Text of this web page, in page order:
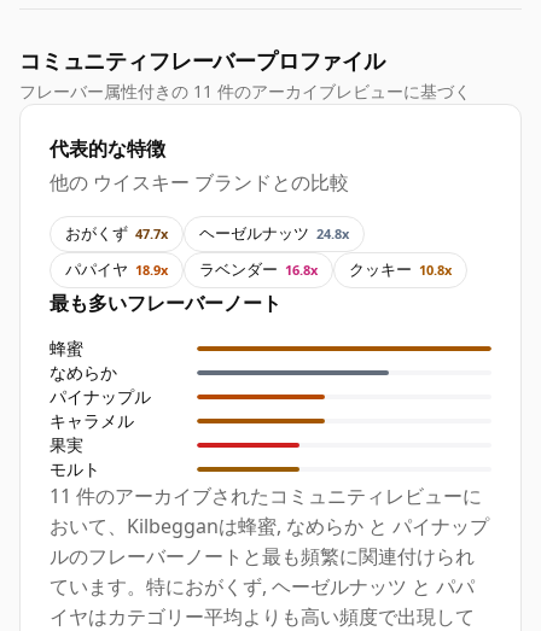
コミュニティフレーバープロファイル
フレーバー属性付きの 11 件のアーカイブレビューに基づく
代表的な特徴
他の ウイスキー ブランドとの比較
おがくず 47.7x ヘーゼルナッツ 24.8x
パパイヤ 18.9x ラベンダー 16.8x クッキー 10.8x
最も多いフレーバーノート
蜂蜜
なめらか
パイナップル
キャラメル
果実
モルト
11 件のアーカイブされたコミュニティレビューに
おいて、Kilbegganは蜂蜜, なめらか と パイナップ
ルのフレーバーノートと最も頻繁に関連付けられ
ています。特におがくず, ヘーゼルナッツ と パパ
イヤはカテゴリー平均よりも高い頻度で出現して